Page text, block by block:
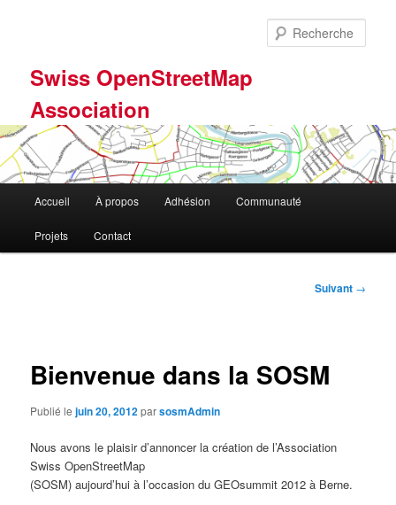
Swiss OpenStreetMap
Association
Accueil À propos Adhésion Communauté
Projets Contact
Suivant →
Bienvenue dans la SOSM
Publié lejuin 20, 2012parsosmAdmin
Nous avons le plaisir d’annoncer la création de l’Association
Swiss OpenStreetMap
(SOSM) aujourd’hui à l’occasion du GEOsummit 2012 à Berne.